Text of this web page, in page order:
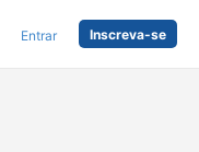
Entrar Inscreva-se